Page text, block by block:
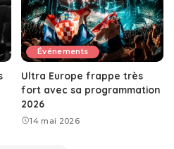
Événements
Ultra Europe frappe très
fort avec sa programmation
2026
14 mai 2026